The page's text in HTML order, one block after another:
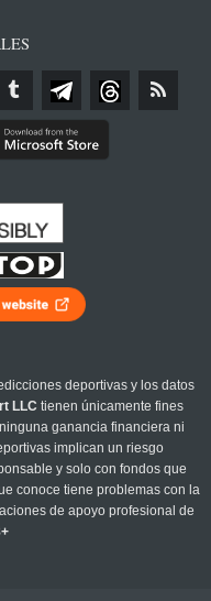
deportivas y los datos
LLC tienen únicamente fines
ganancia financiera ni
implican un riesgo
y solo con fondos que
conoce tiene problemas con la
de apoyo profesional de